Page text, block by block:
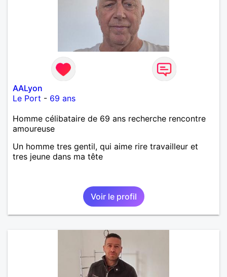
AALyon
Le Port - 69 ans
Homme célibataire de 69 ans recherche rencontre
amoureuse
Un homme tres gentil, qui aime rire travailleur et
tres jeune dans ma tête
Voir le profil